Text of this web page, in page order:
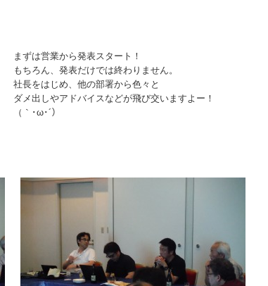
まずは営業から発表スタート！
もちろん、発表だけでは終わりません。
社長をはじめ、他の部署から色々と
ダメ出しやアドバイスなどが飛び交いますよー！
（｀･ω･´）